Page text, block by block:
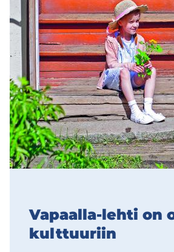
Vapaalla-​lehti on
kult­tuu­riin